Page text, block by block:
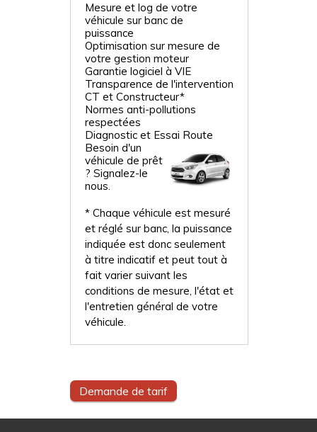
Mesure et log de votre
véhicule sur banc de
puissance
Optimisation sur mesure de
votre gestion moteur
Garantie logiciel à VIE
Transparence de l'intervention
CT et Constructeur*
Normes anti-pollutions
respectées
Diagnostic et Essai Route
Besoin d'un
véhicule de prêt
? Signalez-le
nous.
* Chaque véhicule est mesuré
et réglé sur banc, la puissance
indiquée est donc seulement
à titre indicatif et peut tout à
fait varier suivant les
conditions de mesure, l'état et
l'entretien général de votre
véhicule.
Demande de tarif